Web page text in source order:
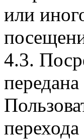
или
4.3.